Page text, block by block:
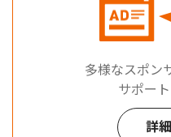
多様なスポン
サポート
詳